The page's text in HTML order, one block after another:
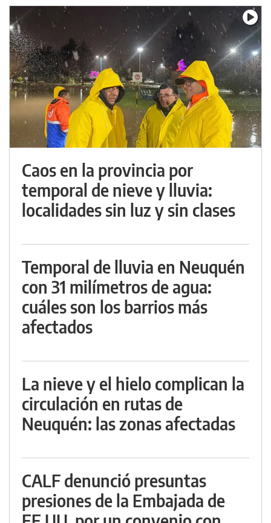
Caos en la provincia por
temporal de nieve y lluvia:
localidades sin luz y sin clases
Temporal de lluvia en Neuquén
con 31 milímetros de agua:
cuáles son los barrios más
afectados
La nieve y el hielo complican la
circulación en rutas de
Neuquén: las zonas afectadas
CALF denunció presuntas
presiones de la Embajada de